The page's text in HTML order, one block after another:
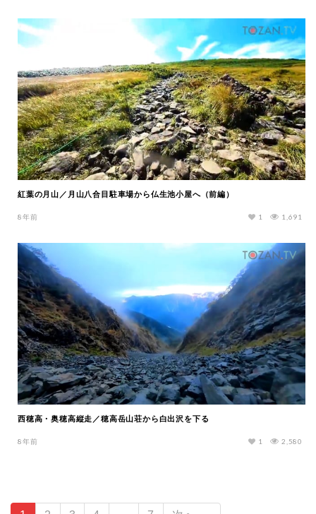
紅葉の月山／月山八合目駐車場から仏生池小屋へ（前編）
8年前 1,691
1
西穂高・奥穂高縦走／穂高岳山荘から白出沢を下る
8年前 2,580
1